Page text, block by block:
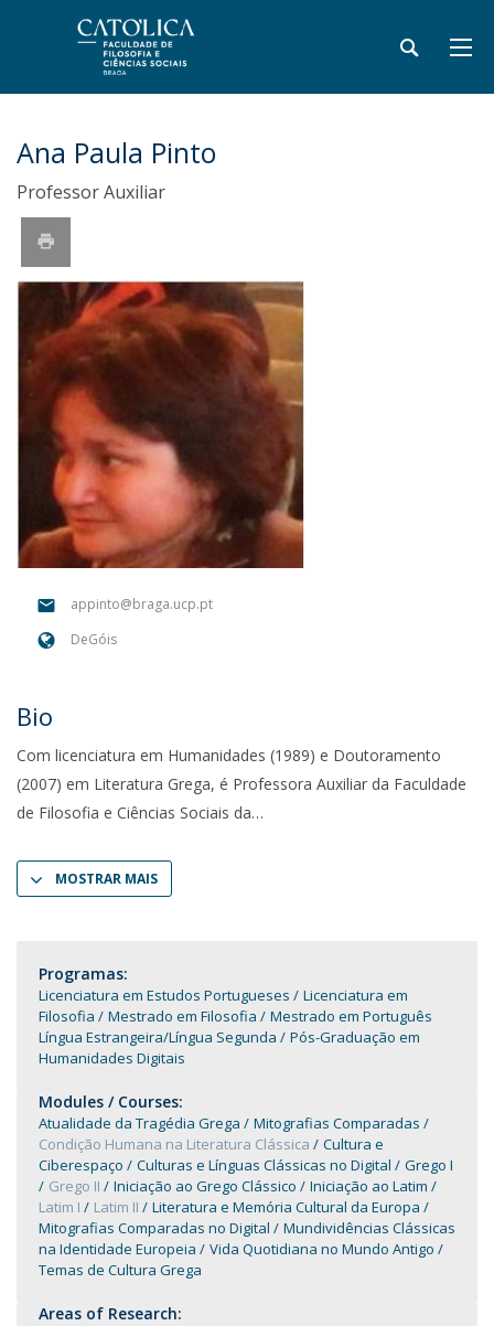
Ana Paula Pinto
Professor Auxiliar
appinto@braga.ucp.pt
DeGóis
Bio
Com licenciatura em Humanidades (1989) e Doutoramento
(2007) em Literatura Grega, é Professora Auxiliar da Faculdade
de Filosofia e Ciências Sociais da
MOSTRAR MAIS
Programas:
Licenciatura em Estudos Portugueses
Licenciatura em
Filosofia
Mestrado em Filosofia
Mestrado em Português
Língua Estrangeira/Língua Segunda
Pós-Graduação em
Humanidades Digitais
Modules / Courses:
Atualidade da Tragédia Grega
Mitografias Comparadas
Condição Humana na Literatura Clássica
Cultura e
Ciberespaço
Culturas e Línguas Clássicas no Digital
Grego I
Grego II
Iniciação ao Grego Clássico
Iniciação ao Latim
Latim I
Latim II
Literatura e Memória Cultural da Europa
Mitografias Comparadas no Digital
Mundividências Clássicas
na Identidade Europeia
Vida Quotidiana no Mundo Antigo
Temas de Cultura Grega
Areas of Research: